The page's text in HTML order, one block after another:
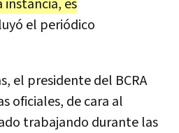
es
el periódico
el presidente del BCRA
oficiales, de cara al
trabajando durante las